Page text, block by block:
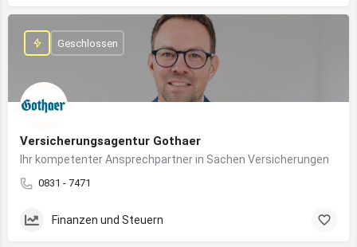
Versicherungsagentur Gothaer
Ihr kompetenter Ansprechpartner in Sachen Versicherungen
0831 - 7471
Geschlossen
Finanzen und Steuern